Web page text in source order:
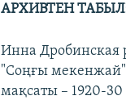
АРХИВТЕН
Инна Дробинская
"Соңғы
мақсаты – 1920-30